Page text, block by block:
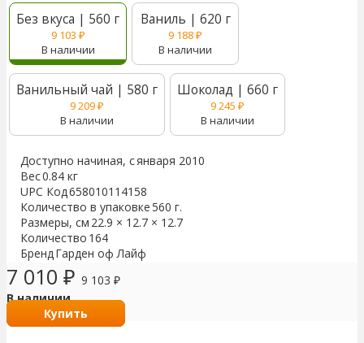
Без вкуса | 560 г
9 103 ₽
В наличии
Ваниль | 620 г
9 188₽
В наличии
Ванильный чай | 580 г
9 209₽
В наличии
Шоколад | 660 г
9 245 ₽
В наличии
Доступно начиная, сянваря 2010
Вес0.84 кг
UPC Код658010114158
Количество в упаковке560 г.
Размеры, см 22.9 × 12.7 × 12.7
Количество 164
БрендГарден оф Лайф
7 010 ₽ 9 103 ₽
В наличии
Купить